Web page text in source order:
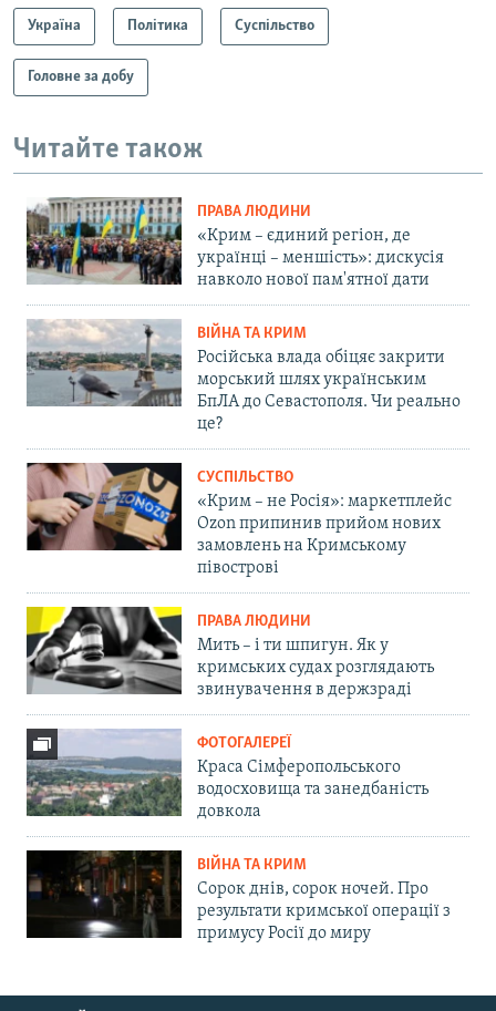
Україна Політика Суспільство
Головне за добу
Читайте також
ПРАВА ЛЮДИНИ
«Крим – єдиний регіон, де
українці – меншість»: дискусія
навколо нової пам'ятної дати
ВІЙНА ТА КРИМ
Російська влада обіцяє закрити
морський шлях українським
БпЛА до Севастополя. Чи реально
це?
СУСПІЛЬСТВО
«Крим – не Росія»: маркетплейс
Ozon припинив прийом нових
замовлень на Кримському
півострові
ПРАВА ЛЮДИНИ
Мить – і ти шпигун. Як у
кримських судах розглядають
звинувачення в держзраді
ФОТОГАЛЕРЕЇ
Краса Сімферопольського
водосховища та занедбаність
довкола
ВІЙНА ТА КРИМ
Сорок днів, сорок ночей. Про
результати кримської операції з
примусу Росії до миру